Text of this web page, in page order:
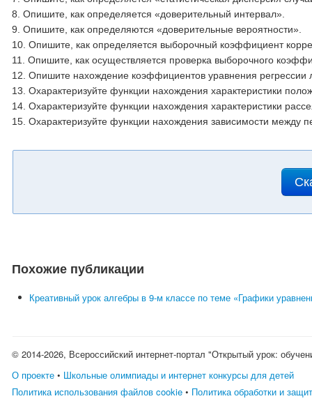
8. Опишите, как определяется «доверительный интервал».
9. Опишите, как определяются «доверительные вероятности».
10. Опишите, как определяется выборочный коэффициент
11. Опишите, как осуществляется проверка выборочного
12. Опишите нахождение коэффициентов уравнения
13. Охарактеризуйте функции нахождения характеристики
14. Охарактеризуйте функции нахождения характеристики
15. Охарактеризуйте функции нахождения зависимости
Похожие публикации
Креативный урок алгебры в 9-м классе по теме «Графики
© 2014-2026, Всероссийский интернет-портал "Открытый урок:
О проекте • Школьные олимпиады и интернет конкурсы для детей
Политика использования файлов cookie • Политика обработки и